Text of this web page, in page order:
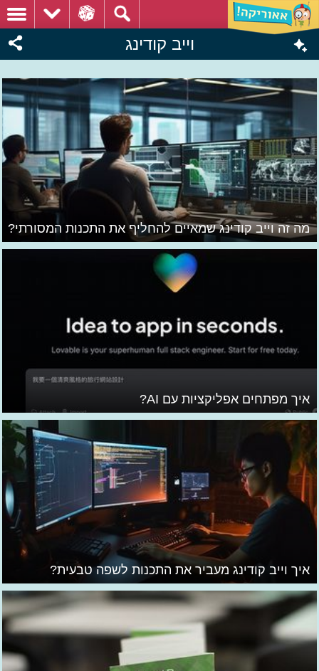
וייב קודינג
מה זה וייב קודינג שמאיים להחליף את התכנות המסורתי?
איך מפתחים אפליקציות עם AI?
איך וייב קודינג מעביר את התכנות לשפה טבעית?